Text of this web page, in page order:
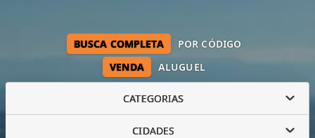
VENDA ALUGUEL
BUSCA COMPLETA POR CÓDIGO
CATEGORIAS
CIDADES